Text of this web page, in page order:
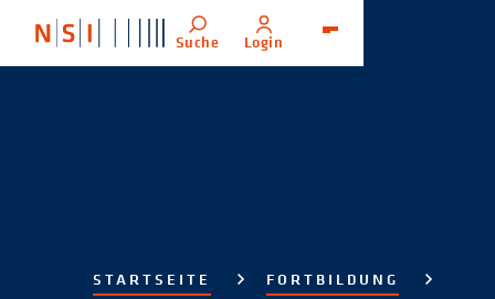
Suche Login
STARTSEITE FORTBILDUNG